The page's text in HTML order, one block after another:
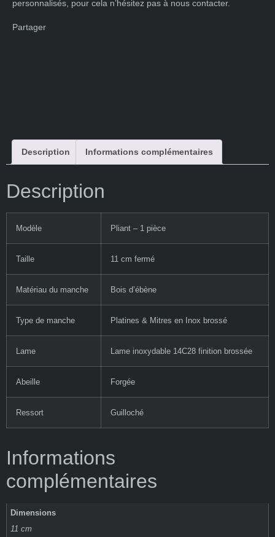
personnalisés, pour cela n’hésitez pas à nous contacter.
Partager
Description Informations complémentaires
Description
Modèle Pliant – 1 pièce
Taille 11 cm fermé
Matériau du manche Bois d’ébène
Type de manche Platines & Mitres en Inox brossé
Lame Lame inoxydable 14C28 finition brossée
Abeille Forgée
Ressort Guilloché
Informations
complémentaires
Dimensions
11 cm